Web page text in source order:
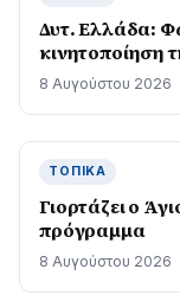
Δυτ. Ελλάδα:
κινητοποίηση
8 Αυγούστου 2026
ΤΟΠΙΚΆ
Γιορτάζει ο
πρόγραμμα
8 Αυγούστου 2026